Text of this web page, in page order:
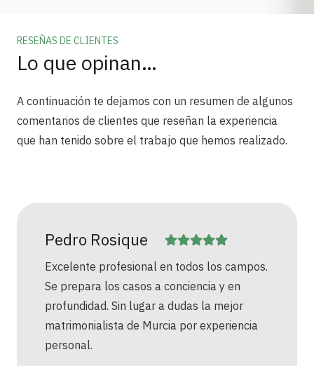
RESEÑAS DE CLIENTES
Lo que opinan…
A continuación te dejamos con un resumen de algunos
comentarios de clientes que reseñan la experiencia
que han tenido sobre el trabajo que hemos realizado.
Pedro Rosique
Excelente profesional en todos los campos.
Se prepara los casos a conciencia y en
profundidad. Sin lugar a dudas la mejor
matrimonialista de Murcia por experiencia
personal.